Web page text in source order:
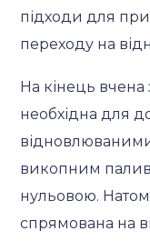
підходи для
переходу на
На кінець
необхідна для
викопним
нульовою.
спрямована на